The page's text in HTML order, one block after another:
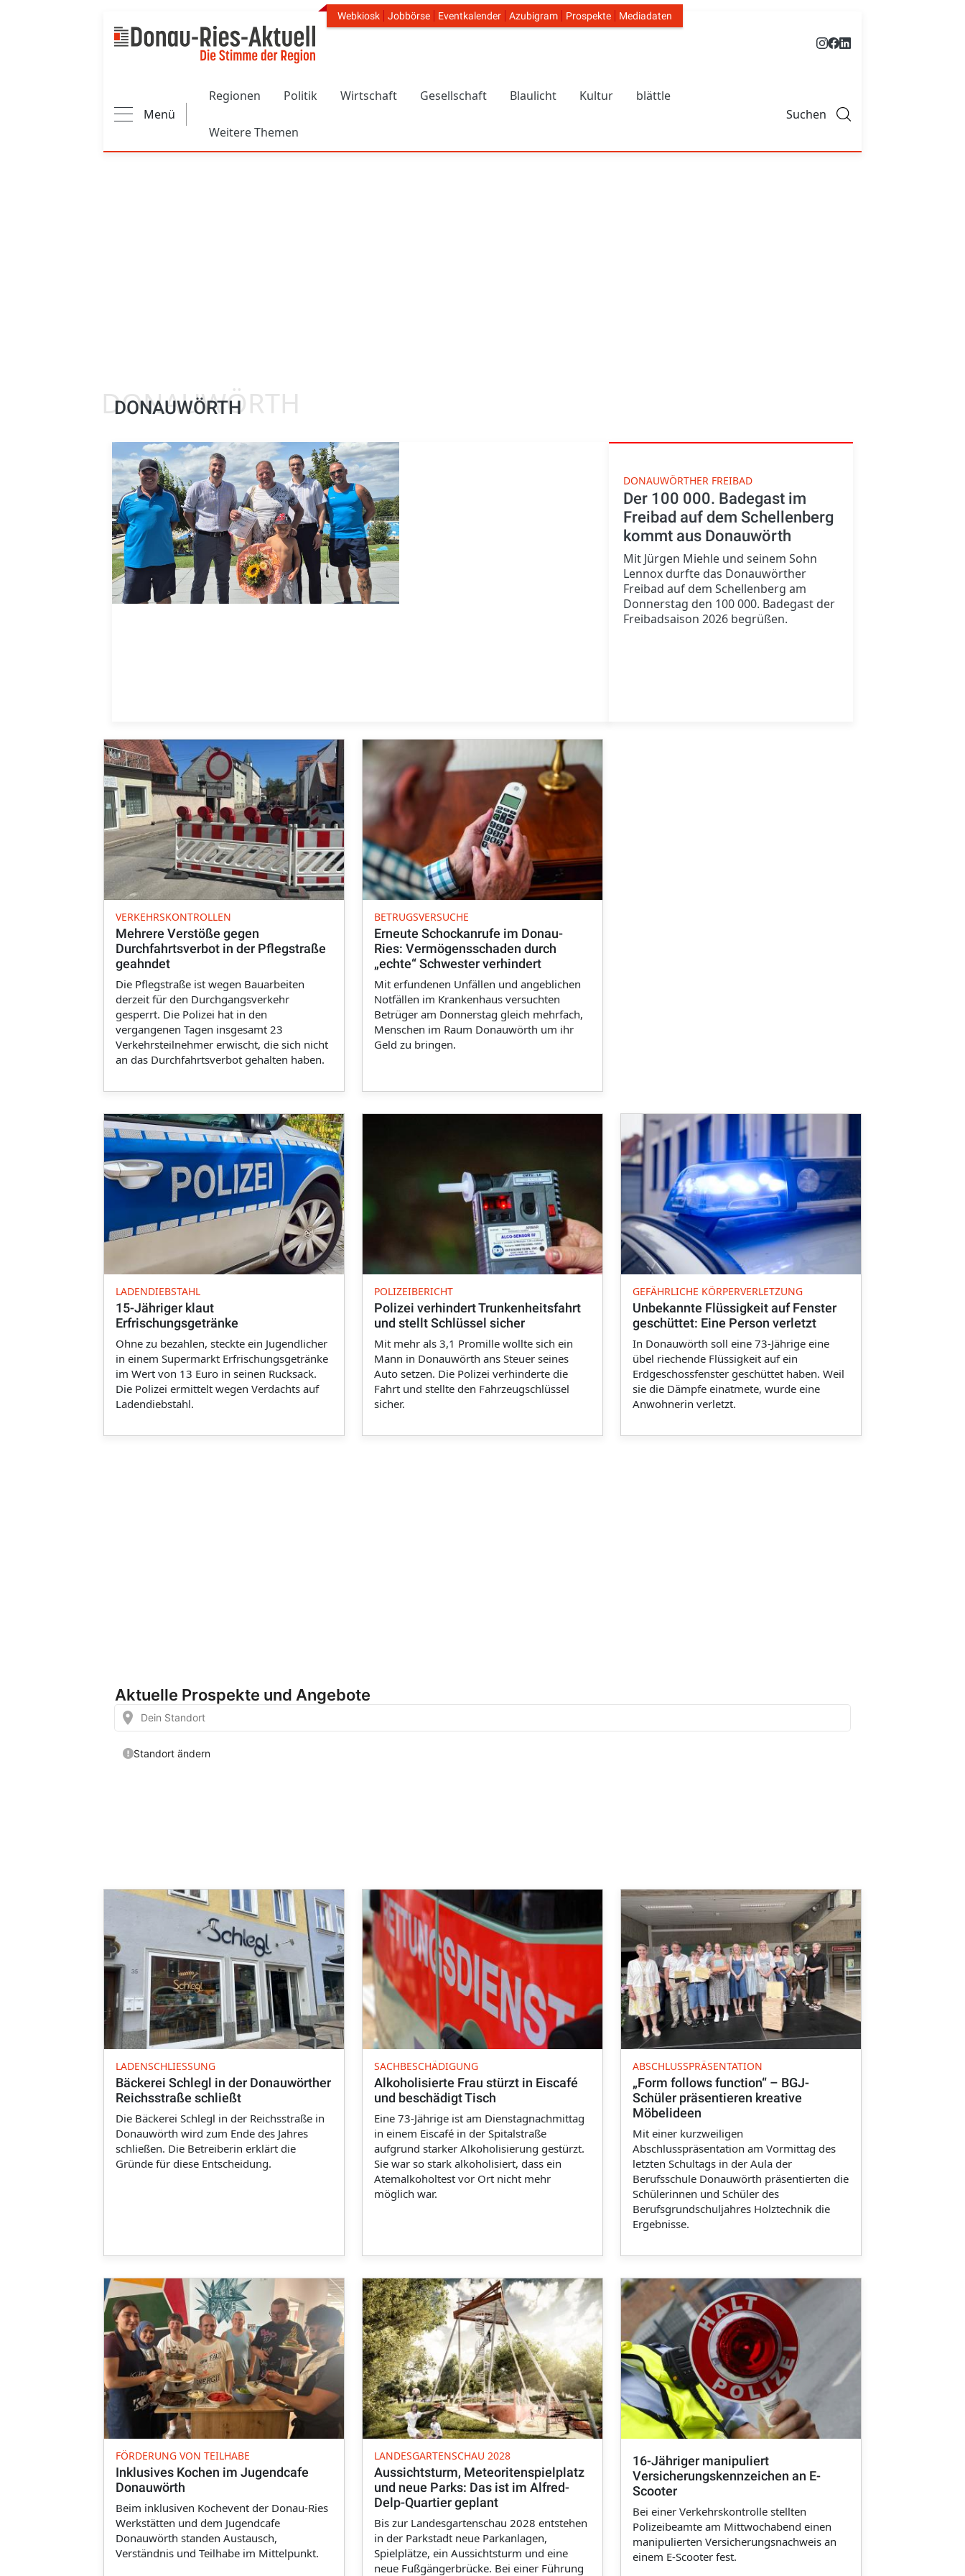
Header Navigation
Webkiosk Jobbörse Eventkalender Azubigram Prospekte Mediadaten
Menü
Regionen Politik Wirtschaft Gesellschaft Blaulicht Kultur blättle
Weitere Themen
Suchen
DONAUWÖRTH
DONAUWÖRTH
DONAUWÖRTHER FREIBAD
Der 100 000. Badegast im
Freibad auf dem Schellenberg
kommt aus Donauwörth
Mit Jürgen Miehle und seinem Sohn
Lennox durfte das Donauwörther
Freibad auf dem Schellenberg am
Donnerstag den 100 000. Badegast der
Freibadsaison 2026 begrüßen.
VERKEHRSKONTROLLEN
Mehrere Verstöße gegen
Durchfahrtsverbot in der Pflegstraße
geahndet
Die Pflegstraße ist wegen Bauarbeiten
derzeit für den Durchgangsverkehr
gesperrt. Die Polizei hat in den
vergangenen Tagen insgesamt 23
Verkehrsteilnehmer erwischt, die sich nicht
an das Durchfahrtsverbot gehalten haben.
BETRUGSVERSUCHE
Erneute Schockanrufe im Donau-
Ries: Vermögensschaden durch
„echte“ Schwester verhindert
Mit erfundenen Unfällen und angeblichen
Notfällen im Krankenhaus versuchten
Betrüger am Donnerstag gleich mehrfach,
Menschen im Raum Donauwörth um ihr
Geld zu bringen.
LADENDIEBSTAHL
15-Jähriger klaut
Erfrischungsgetränke
Ohne zu bezahlen, steckte ein Jugendlicher
in einem Supermarkt Erfrischungsgetränke
im Wert von 13 Euro in seinen Rucksack.
Die Polizei ermittelt wegen Verdachts auf
Ladendiebstahl.
POLIZEIBERICHT
Polizei verhindert Trunkenheitsfahrt
und stellt Schlüssel sicher
Mit mehr als 3,1 Promille wollte sich ein
Mann in Donauwörth ans Steuer seines
Auto setzen. Die Polizei verhinderte die
Fahrt und stellte den Fahrzeugschlüssel
sicher.
GEFÄHRLICHE KÖRPERVERLETZUNG
Unbekannte Flüssigkeit auf Fenster
geschüttet: Eine Person verletzt
In Donauwörth soll eine 73-Jährige eine
übel riechende Flüssigkeit auf ein
Erdgeschossfenster geschüttet haben. Weil
sie die Dämpfe einatmete, wurde eine
Anwohnerin verletzt.
LADENSCHLIESSUNG
Bäckerei Schlegl in der Donauwörther
Reichsstraße schließt
Die Bäckerei Schlegl in der Reichsstraße in
Donauwörth wird zum Ende des Jahres
schließen. Die Betreiberin erklärt die
Gründe für diese Entscheidung.
SACHBESCHÄDIGUNG
Alkoholisierte Frau stürzt in Eiscafé
und beschädigt Tisch
Eine 73-Jährige ist am Dienstagnachmittag
in einem Eiscafé in der Spitalstraße
aufgrund starker Alkoholisierung gestürzt.
Sie war so stark alkoholisiert, dass ein
Atemalkoholtest vor Ort nicht mehr
möglich war.
ABSCHLUSSPRÄSENTATION
„Form follows function“ – BGJ-
Schüler präsentieren kreative
Möbelideen
Mit einer kurzweiligen
Abschlusspräsentation am Vormittag des
letzten Schultags in der Aula der
Berufsschule Donauwörth präsentierten die
Schülerinnen und Schüler des
Berufsgrundschuljahres Holztechnik die
Ergebnisse.
FÖRDERUNG VON TEILHABE
Inklusives Kochen im Jugendcafe
Donauwörth
Beim inklusiven Kochevent der Donau-Ries
Werkstätten und dem Jugendcafe
Donauwörth standen Austausch,
Verständnis und Teilhabe im Mittelpunkt.
LANDESGARTENSCHAU 2028
Aussichtsturm, Meteoritenspielplatz
und neue Parks: Das ist im Alfred-
Delp-Quartier geplant
Bis zur Landesgartenschau 2028 entstehen
in der Parkstadt neue Parkanlagen,
Spielplätze, ein Aussichtsturm und eine
neue Fußgängerbrücke. Bei einer Führung
16-Jähriger manipuliert
Versicherungskennzeichen an E-
Scooter
Bei einer Verkehrskontrolle stellten
Polizeibeamte am Mittwochabend einen
manipulierten Versicherungsnachweis an
einem E-Scooter fest.